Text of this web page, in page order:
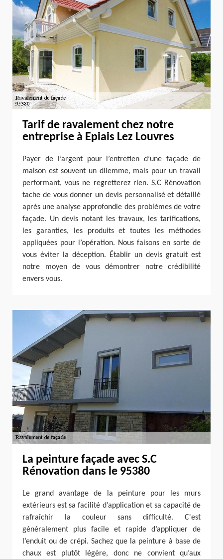
Tarif de ravalement chez notre
entreprise à Epiais Lez Louvres
Payer de l’argent pour l’entretien d’une façade de
maison est souvent un dilemme, mais pour un travail
performant, vous ne regretterez rien. S.C Rénovation
tache de vous donner un devis personnalisé et détaillé
après une analyse approfondie des problèmes de votre
façade. Un devis notant les travaux, les tarifications,
les garanties, les produits et toutes les méthodes
appliquées pour l’opération. Nous faisons en sorte de
vous éviter la déception. Établir un devis gratuit est
notre moyen de vous démontrer notre crédibilité
envers vous.
La peinture façade avec S.C
Rénovation dans le 95380
Le grand avantage de la peinture pour les murs
extérieurs est sa facilité d’application et sa capacité de
rafraîchir la couleur sans difficulté. C'est
généralement plus facile et rapide d’appliquer de
l’enduit ou de crépi. Sachez que la peinture à base de
chaux est plutôt légère, donc ne convient qu’aux